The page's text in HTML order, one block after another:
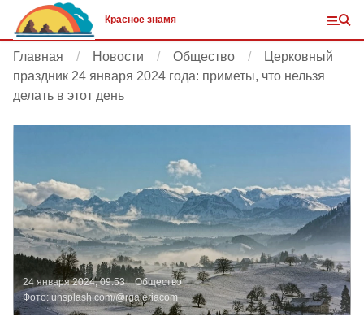
Красное знамя
Главная Новости Общество
Церковный
праздник 24 января 2024 года: приметы, что нельзя
делать в этот день
24 января 2024, 09:53
Общество
Фото: unsplash.com/@rgaleriacom